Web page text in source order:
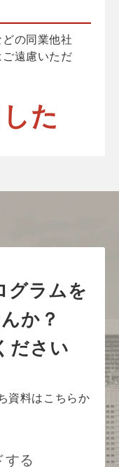
の同業他社
遠慮いただ
た
グラムを
か？
ださい
資料はこちらか
する